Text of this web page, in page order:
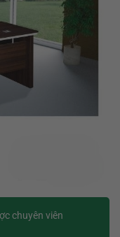
chuyên viên